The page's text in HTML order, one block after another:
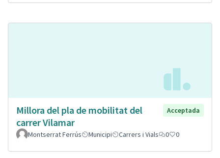
Millora del pla de mobilitat del
carrer Vilamar
Acceptada
Montserrat Ferrús Municipi Carrers i Vials 0 0